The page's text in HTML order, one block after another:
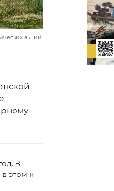
акций.
В
этом к